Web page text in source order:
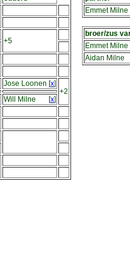
+5
Jose Loonen [x]
+2
Will Milne
[x]
Emmet Milne
broer/zus
Emmet Milne
Aidan Milne